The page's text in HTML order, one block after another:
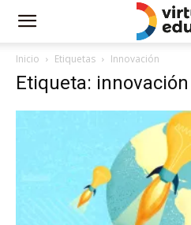
Inicio Etiquetas Innovación
Etiqueta: innovación